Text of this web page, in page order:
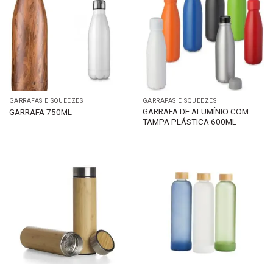
GARRAFAS E SQUEEZES
GARRAFA 750ML
GARRAFAS E SQUEEZES
GARRAFA DE ALUMÍNIO COM
TAMPA PLÁSTICA 600ML